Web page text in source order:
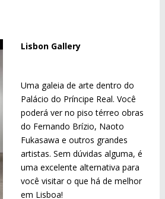
Lisbon Gallery
Uma galeia de arte dentro do
Palácio do Príncipe Real. Você
poderá ver no piso térreo obras
do Fernando Brízio, Naoto
Fukasawa e outros grandes
artistas. Sem dúvidas alguma, é
uma excelente alternativa para
você visitar o que há de melhor
em Lisboa!